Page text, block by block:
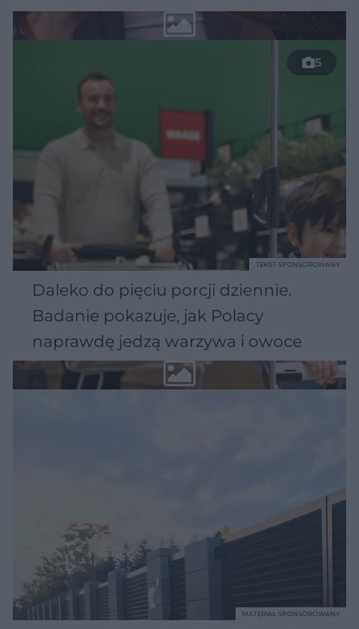
5
Daleko do pięciu porcji dziennie.
Badanie pokazuje, jak Polacy
naprawdę jedzą warzywa i owoce
TEKST SPONSOROWANY
MATERIAŁ SPONSOROWANY